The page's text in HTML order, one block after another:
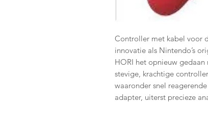
Controller met kabel voor
innovatie als Nintendo’s
HORI het opnieuw
stevige, krachtige
waaronder snel
adapter, uiterst precieze